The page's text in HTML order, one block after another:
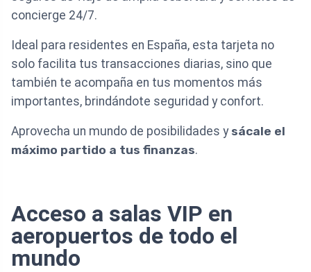
concierge 24/7.
Ideal para residentes en España, esta tarjeta no
solo facilita tus transacciones diarias, sino que
también te acompaña en tus momentos más
importantes, brindándote seguridad y confort.
Aprovecha un mundo de posibilidades y sácale el
máximo partido a tus finanzas.
Acceso a salas VIP en
aeropuertos de todo el
mundo